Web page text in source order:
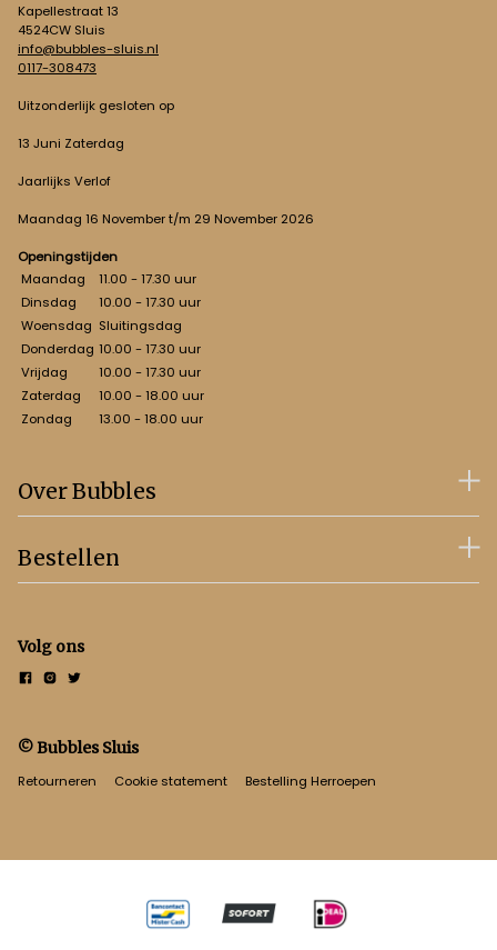
Kapellestraat 13
4524CW Sluis
info@bubbles-sluis.nl
0117-308473
Uitzonderlijk gesloten op
13 Juni Zaterdag
Jaarlijks Verlof
Maandag 16 November t/m 29 November 2026
Openingstijden
Maandag
11.00 - 17.30 uur
Dinsdag
10.00 - 17.30 uur
Woensdag Sluitingsdag
Donderdag 10.00 - 17.30 uur
Vrijdag
10.00 - 17.30 uur
Zaterdag
10.00 - 18.00 uur
Zondag
13.00 - 18.00 uur
Over Bubbles
Bestellen
Volg ons
© Bubbles Sluis
Retourneren Cookie statement Bestelling Herroepen